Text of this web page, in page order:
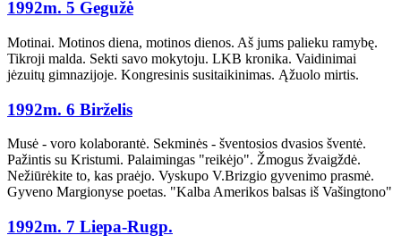
1992m. 5 Gegužė
Motinai. Motinos diena, motinos dienos. Aš jums palieku ramybę.
Tikroji malda. Sekti savo mokytoju. LKB kronika. Vaidinimai
jėzuitų gimnazijoje. Kongresinis susitaikinimas. Ąžuolo mirtis.
1992m. 6 Birželis
Musė - voro kolaborantė. Sekminės - šventosios dvasios šventė.
Pažintis su Kristumi. Palaimingas "reikėjo". Žmogus žvaigždė.
Nežiūrėkite to, kas praėjo. Vyskupo V.Brizgio gyvenimo prasmė.
Gyveno Margionyse poetas. "Kalba Amerikos balsas iš Vašingtono"
1992m. 7 Liepa-Rugp.